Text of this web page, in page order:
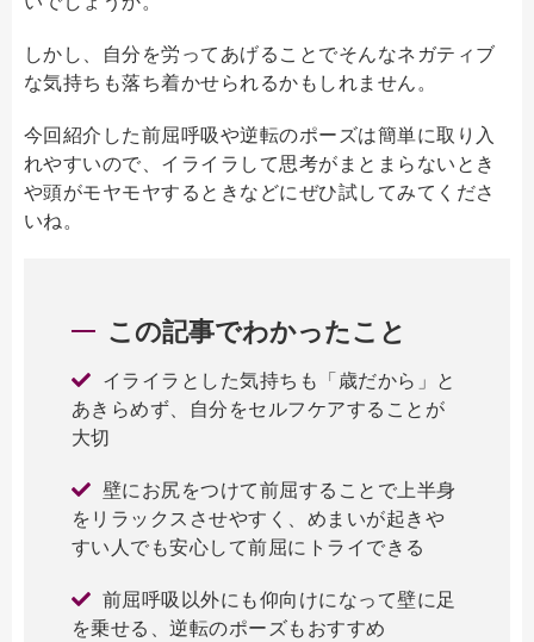
しかし、自分を労ってあげることでそんなネガティブ
な気持ちも落ち着かせられるかもしれません。
今回紹介した前屈呼吸や逆転のポーズは簡単に取り入
れやすいので、イライラして思考がまとまらないとき
や頭がモヤモヤするときなどにぜひ試してみてくださ
いね。
この記事でわかったこと
イライラとした気持ちも「歳だから」と
あきらめず、自分をセルフケアすることが
大切
壁にお尻をつけて前屈することで上半身
をリラックスさせやすく、めまいが起きや
すい人でも安心して前屈にトライできる
前屈呼吸以外にも仰向けになって壁に足
を乗せる、逆転のポーズもおすすめ